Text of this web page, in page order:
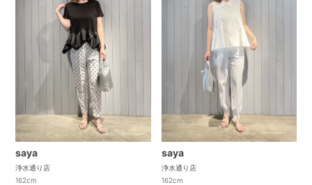
saya
浄水通り店
162cm
saya
浄水通り店
162cm